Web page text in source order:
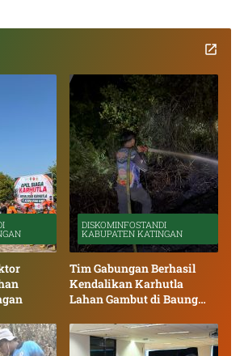
DISKOMINFOSTANDI
KABUPATEN KATINGAN
Tim Gabungan Berhasil
Kendalikan Karhutla
Lahan Gambut di Baung